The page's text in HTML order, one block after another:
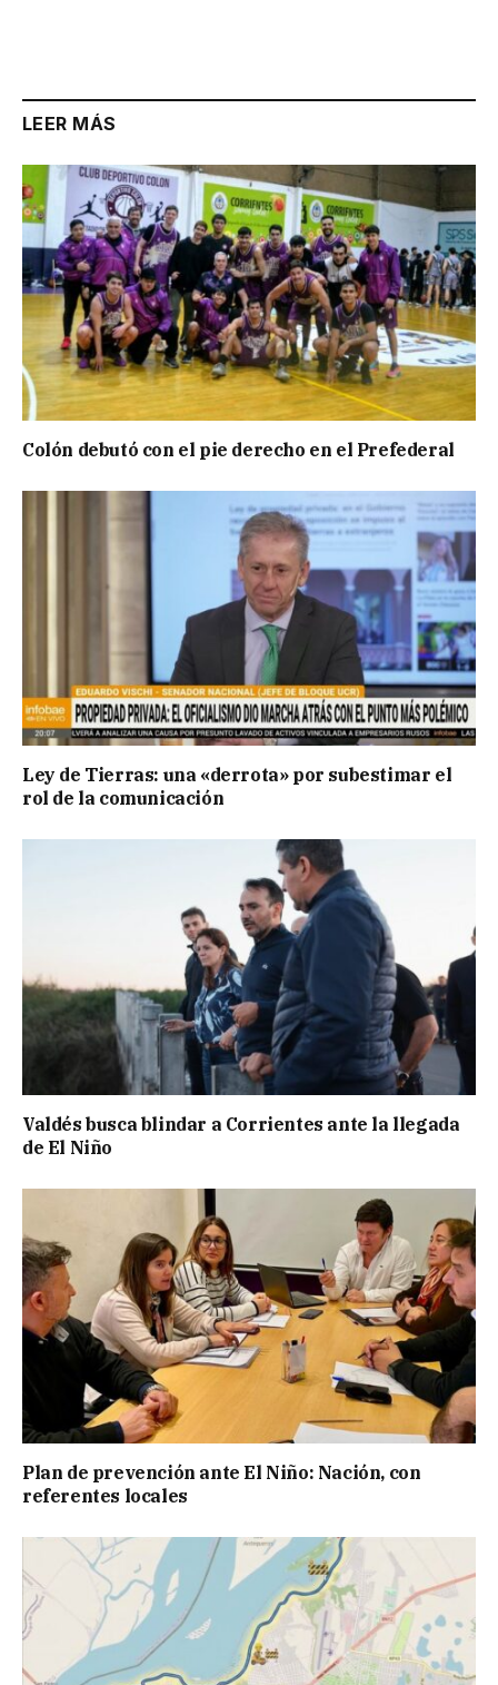
LEER MÁS
Colón debutó con el pie derecho en el Prefederal
Ley de Tierras: una «derrota» por subestimar el
rol de la comunicación
Valdés busca blindar a Corrientes ante la llegada
de El Niño
Plan de prevención ante El Niño: Nación, con
referentes locales